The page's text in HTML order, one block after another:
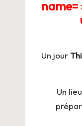
name=
Un jour
Un